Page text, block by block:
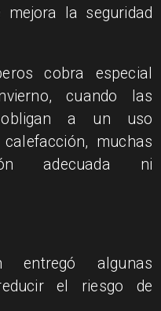
mejora la seguridad
cobra especial
cuando las
obligan a un uso
muchas
adecuada ni
entregó algunas
el riesgo de